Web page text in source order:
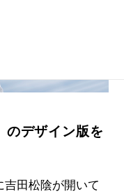
のデザイン版を
吉田松陰が開いて